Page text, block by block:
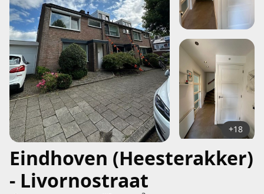
Eindhoven (Heesterakker)
- Livornostraat
+18